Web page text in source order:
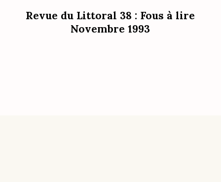
Revue du Littoral 38 : Fous à lire
Novembre 1993